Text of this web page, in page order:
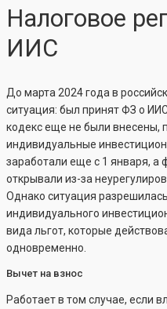
Налоговое
ИИС
До марта 2024 года в
ситуация: был принят ФЗ о
кодекс еще не были внесены,
индивидуальные
заработали еще с 1 января, а
открывали из-за
Однако ситуация
индивидуального
вида льгот, которые
одновременно.
Вычет на взнос
Работает в том случае, если